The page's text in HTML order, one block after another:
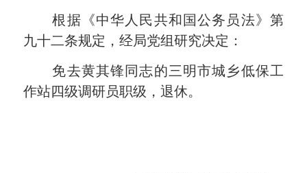
根据《中华人民共和国公务员法》第
九十二条规定，经局党组研究决定：
免去黄其锋同志的三明市城乡低保工
作站四级调研员职级，退休。